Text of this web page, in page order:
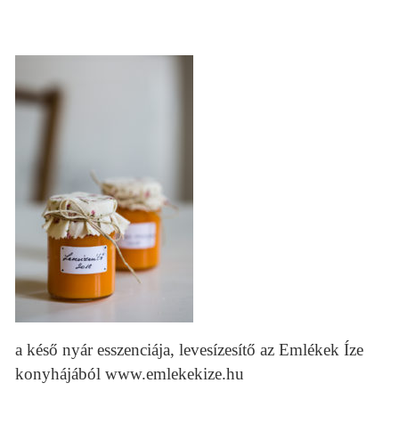
a késő nyár esszenciája, levesízesítő az Emlékek Íze
konyhájából www.emlekekize.hu